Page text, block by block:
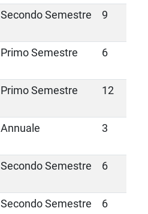
Secondo Semestre 9
Primo Semestre 6
Primo Semestre 12
Annuale 3
Secondo Semestre 6
Secondo Semestre 6